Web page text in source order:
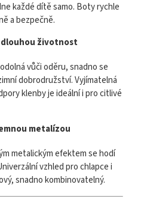
každé dítě samo. Boty rychle
a bezpečně.
životnost
vůči oděru, snadno se
dobrodružství. Vyjímatelná
klenby je ideální i pro citlivé
metalízou
metalickým efektem se hodí
vzhled pro chlapce i
snadno kombinovatelný.